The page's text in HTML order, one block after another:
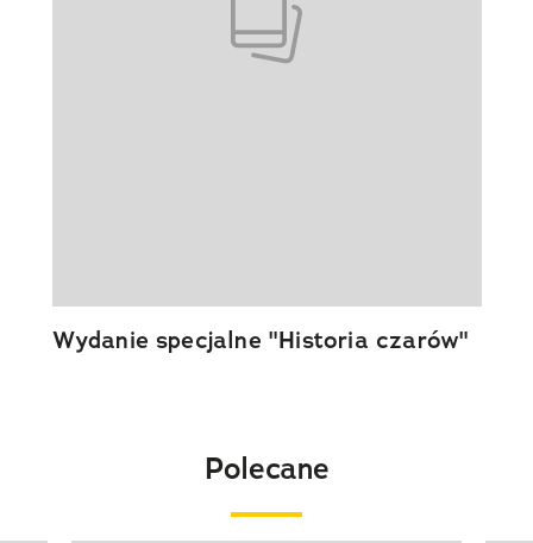
Wydanie specjalne "Historia czarów"
Polecane